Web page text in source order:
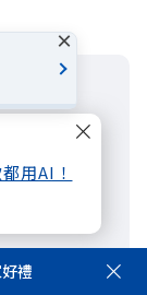
用AI！
療，是照
檢視現行
屬失智險
禮
×